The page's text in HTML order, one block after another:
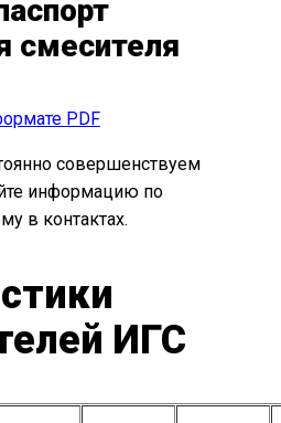
смесителя
PDF
совершенствуем
информацию по
в контактах.
ИГС